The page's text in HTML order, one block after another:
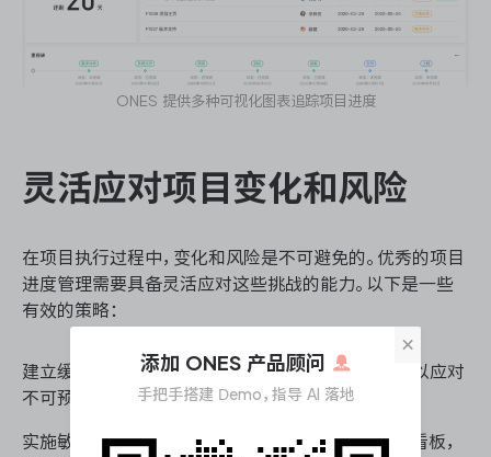
ONES 提供多种可视化图表追踪项目进度
灵活应对项目变化和风险
在项目执行过程中，变化和风险是不可避免的。优秀的项目
进度管理需要具备灵活应对这些挑战的能力。以下是一些
有效的策略：
建立缓冲机制：在项目计划中预留适当的时间缓冲，以应对
不可预见的延误或问题。
实施敏捷方法：采用敏捷项目管理方法，如Scrum或看板，
×
添加 ONES 产品顾问
手把手搭建 Demo，指导 AI 落地